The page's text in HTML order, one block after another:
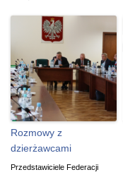
Rozmowy z
dzierżawcami
Przedstawiciele Federacji